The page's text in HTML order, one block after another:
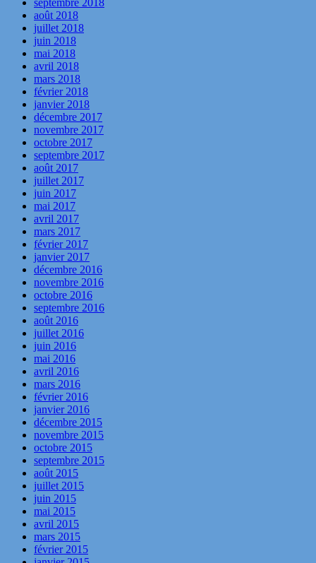
août 2018
juillet 2018
juin 2018
mai 2018
avril 2018
mars 2018
février 2018
janvier 2018
décembre 2017
novembre 2017
octobre 2017
septembre 2017
août 2017
juillet 2017
juin 2017
mai 2017
avril 2017
mars 2017
février 2017
janvier 2017
décembre 2016
novembre 2016
octobre 2016
septembre 2016
août 2016
juillet 2016
juin 2016
mai 2016
avril 2016
mars 2016
février 2016
janvier 2016
décembre 2015
novembre 2015
octobre 2015
septembre 2015
août 2015
juillet 2015
juin 2015
mai 2015
avril 2015
mars 2015
février 2015